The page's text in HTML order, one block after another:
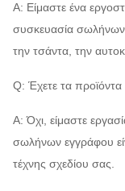
Α: Είμαστε ένα
συσκευασία σωλήνων
την τσάντα, την
Q: Έχετε τα
Α: Όχι, είμαστε
σωλήνων εγγράφου
τέχνης σχεδίου σας.